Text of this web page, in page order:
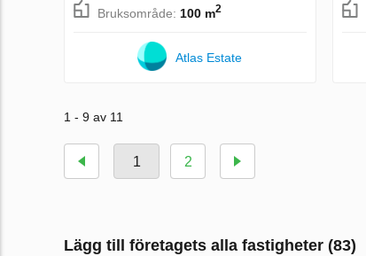
Bruksområde: 100 m2
Atlas Estate
1 - 9 av 11
1 2
Lägg till företagets alla fastigheter (83)